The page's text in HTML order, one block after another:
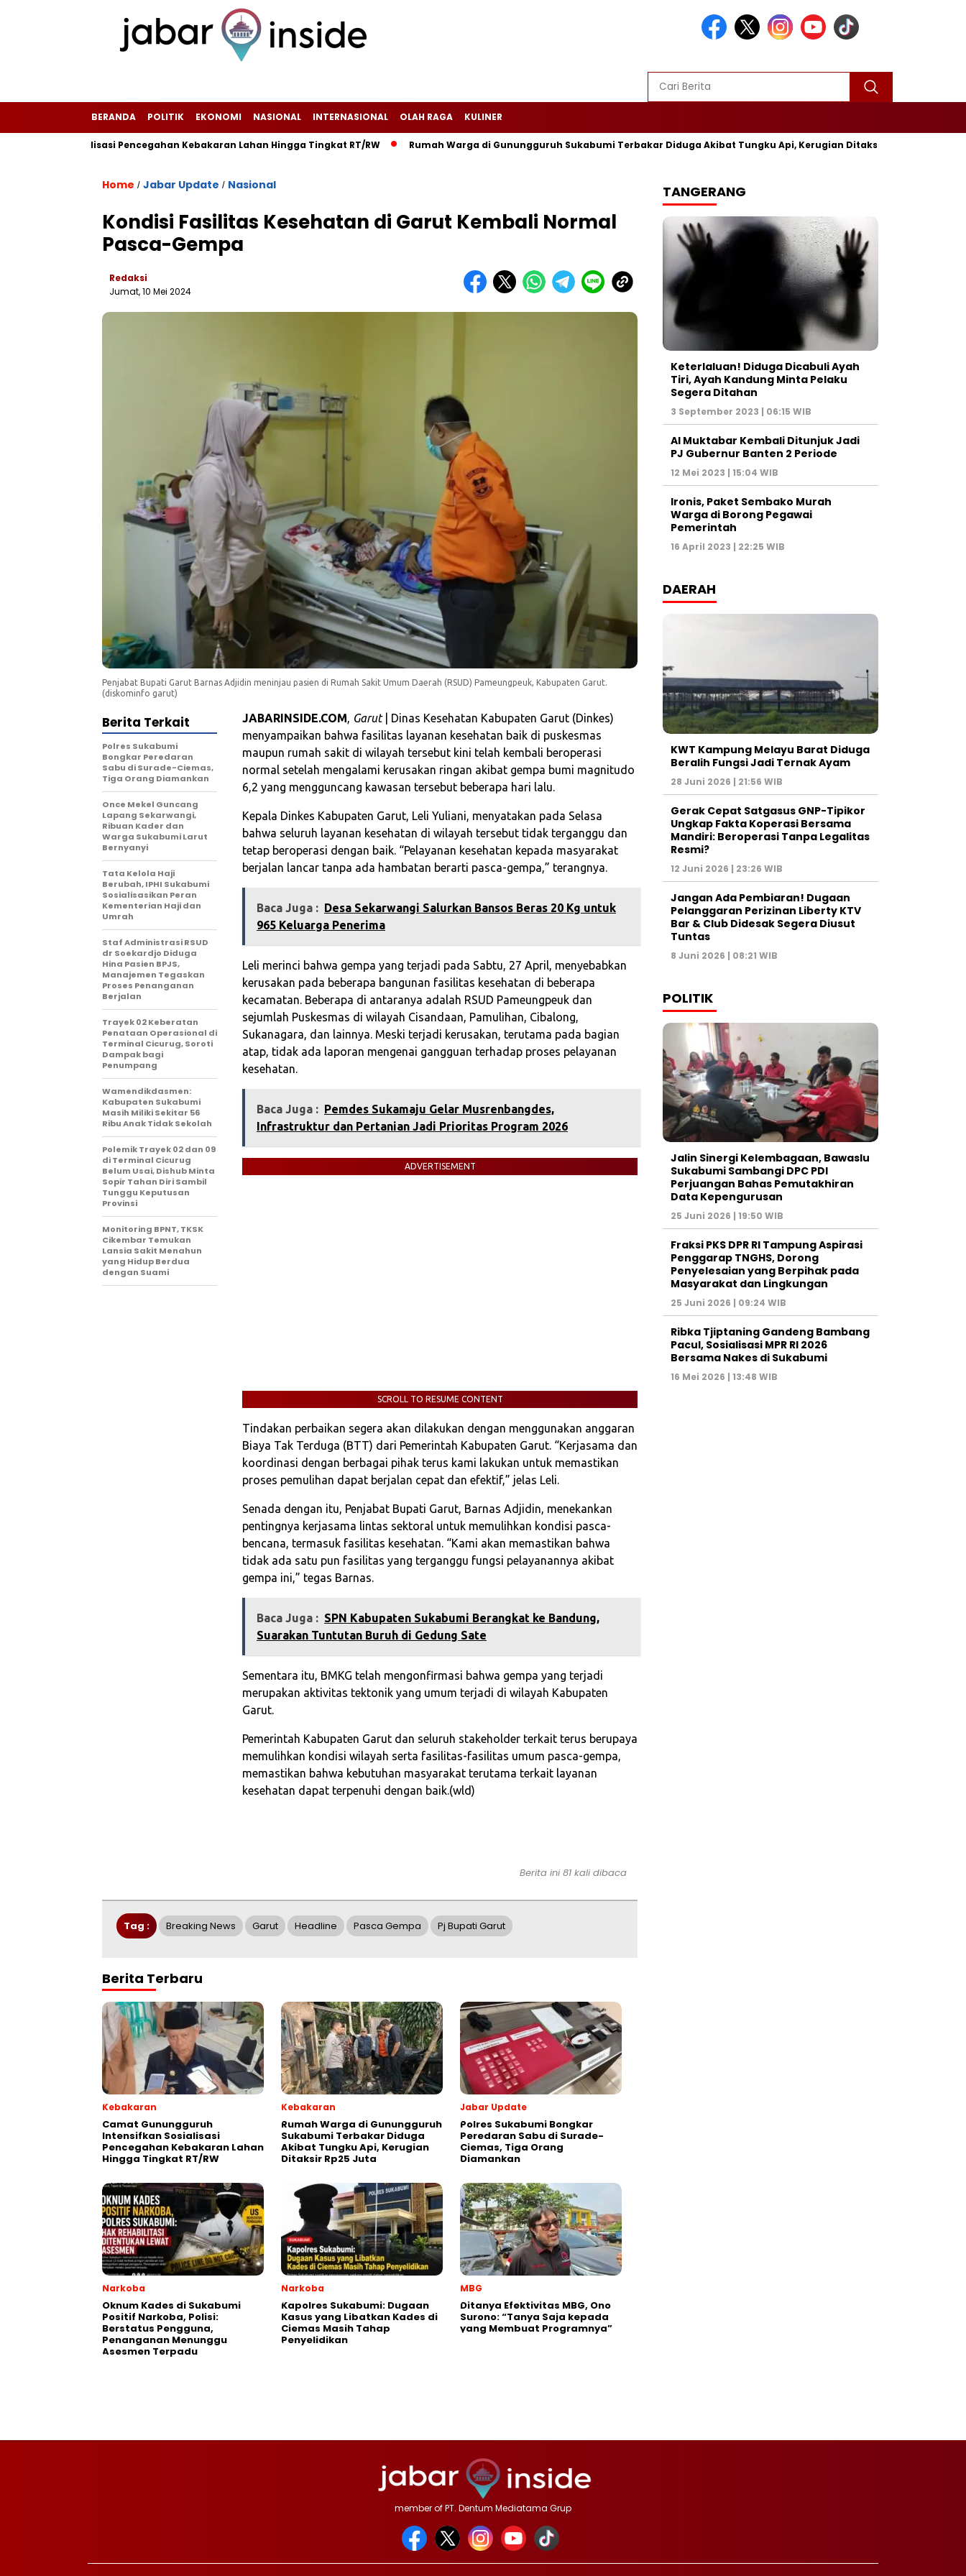
BERANDA POLITIK EKONOMI NASIONAL INTERNASIONAL OLAH RAGA KULINER
Sosialisasi Pencegahan Kebakaran Lahan Hingga Tingkat RT/RW‎ ‎Rumah Warga di Gunungguruh Sukabumi Terbakar Diduga Akibat Tungku Api, Kerugian Ditaksir Rp25 Juta
Home / Jabar Update / Nasional
Kondisi Fasilitas Kesehatan di Garut Kembali Normal
Pasca-Gempa
Redaksi
Jumat, 10 Mei 2024
Penjabat Bupati Garut Barnas Adjidin meninjau pasien di Rumah Sakit Umum Daerah (RSUD) Pameungpeuk, Kabupaten Garut.
(diskominfo garut)
JABARINSIDE.COM, Garut| Dinas Kesehatan Kabupaten Garut (Dinkes)
menyampaikan bahwa fasilitas layanan kesehatan baik di puskesmas
maupun rumah sakit di wilayah tersebut kini telah kembali beroperasi
normal setelah mengalami kerusakan ringan akibat gempa bumi magnitudo
6,2 yang mengguncang kawasan tersebut beberapa hari lalu.
Kepala Dinkes Kabupaten Garut, Leli Yuliani, menyatakan pada Selasa
bahwa seluruh layanan kesehatan di wilayah tersebut tidak terganggu dan
tetap beroperasi dengan baik. “Pelayanan kesehatan kepada masyarakat
berjalan lancar tanpa ada hambatan berarti pasca-gempa,” terangnya.
Baca Juga : ‎Desa Sekarwangi Salurkan Bansos Beras 20 Kg untuk
965 Keluarga Penerima‎
Leli merinci bahwa gempa yang terjadi pada Sabtu, 27 April, menyebabkan
kerusakan pada beberapa bangunan fasilitas kesehatan di beberapa
kecamatan. Beberapa di antaranya adalah RSUD Pameungpeuk dan
sejumlah Puskesmas di wilayah Cisandaan, Pamulihan, Cibalong,
Sukanagara, dan lainnya. Meski terjadi kerusakan, terutama pada bagian
atap, tidak ada laporan mengenai gangguan terhadap proses pelayanan
kesehatan.
Baca Juga : ‎Pemdes Sukamaju Gelar Musrenbangdes,
Infrastruktur dan Pertanian Jadi Prioritas Program 2026
ADVERTISEMENT
SCROLL TO RESUME CONTENT
Tindakan perbaikan segera akan dilakukan dengan menggunakan anggaran
Biaya Tak Terduga (BTT) dari Pemerintah Kabupaten Garut. “Kerjasama dan
koordinasi dengan berbagai pihak terus kami lakukan untuk memastikan
proses pemulihan dapat berjalan cepat dan efektif,” jelas Leli.
Senada dengan itu, Penjabat Bupati Garut, Barnas Adjidin, menekankan
pentingnya kerjasama lintas sektoral untuk memulihkan kondisi pasca-
bencana, termasuk fasilitas kesehatan. “Kami akan memastikan bahwa
tidak ada satu pun fasilitas yang terganggu fungsi pelayanannya akibat
gempa ini,” tegas Barnas.
Baca Juga : ‎SPN Kabupaten Sukabumi Berangkat ke Bandung,
Suarakan Tuntutan Buruh di Gedung Sate
Sementara itu, BMKG telah mengonfirmasi bahwa gempa yang terjadi
merupakan aktivitas tektonik yang umum terjadi di wilayah Kabupaten
Garut.
Pemerintah Kabupaten Garut dan seluruh stakeholder terkait terus berupaya
memulihkan kondisi wilayah serta fasilitas-fasilitas umum pasca-gempa,
memastikan bahwa kebutuhan masyarakat terutama terkait layanan
kesehatan dapat terpenuhi dengan baik.(wld)
Berita Terkait
Polres Sukabumi
Bongkar Peredaran
Sabu di Surade-Ciemas,
Tiga Orang Diamankan
Once Mekel Guncang
Lapang Sekarwangi,
Ribuan Kader dan
Warga Sukabumi Larut
Bernyanyi
Tata Kelola Haji
Berubah, IPHI Sukabumi
Sosialisasikan Peran
Kementerian Haji dan
Umrah
Staf Administrasi RSUD
dr Soekardjo Diduga
Hina Pasien BPJS,
Manajemen Tegaskan
Proses Penanganan
Berjalan
‎Trayek 02 Keberatan
Penataan Operasional di
Terminal Cicurug, Soroti
Dampak bagi
Penumpang
Wamendikdasmen:
Kabupaten Sukabumi
Masih Miliki Sekitar 56
Ribu Anak Tidak Sekolah
Polemik Trayek 02 dan 09
di Terminal Cicurug
Belum Usai, Dishub Minta
Sopir Tahan Diri Sambil
Tunggu Keputusan
Provinsi
‎Monitoring BPNT, TKSK
Cikembar Temukan
Lansia Sakit Menahun
yang Hidup Berdua
dengan Suami
Berita ini 81 kali dibaca
Tag : Breaking News Garut Headline Pasca Gempa Pj Bupati Garut
Berita Terbaru
Kebakaran
‎‎Camat Gunungguruh
Intensifkan Sosialisasi
Pencegahan Kebakaran Lahan
Hingga Tingkat RT/RW‎
Kebakaran
‎Rumah Warga di Gunungguruh
Sukabumi Terbakar Diduga
Akibat Tungku Api, Kerugian
Ditaksir Rp25 Juta
Jabar Update
Polres Sukabumi Bongkar
Peredaran Sabu di Surade-
Ciemas, Tiga Orang
Diamankan
Narkoba
Oknum Kades di Sukabumi
Positif Narkoba, Polisi:
Berstatus Pengguna,
Penanganan Menunggu
Asesmen Terpadu
Narkoba
Kapolres Sukabumi: Dugaan
Kasus yang Libatkan Kades di
Ciemas Masih Tahap
Penyelidikan
MBG
‎Ditanya Efektivitas MBG, Ono
Surono: “Tanya Saja kepada
yang Membuat Programnya”‎
TANGERANG
Keterlaluan! Diduga Dicabuli Ayah
Tiri, Ayah Kandung Minta Pelaku
Segera Ditahan
3 September 2023 | 06:15 WIB
Al Muktabar Kembali Ditunjuk Jadi
PJ Gubernur Banten 2 Periode
12 Mei 2023 | 15:04 WIB
Ironis, Paket Sembako Murah
Warga di Borong Pegawai
Pemerintah
16 April 2023 | 22:25 WIB
DAERAH
KWT Kampung Melayu Barat Diduga
Beralih Fungsi Jadi Ternak Ayam
28 Juni 2026 | 21:56 WIB
Gerak Cepat Satgasus GNP-Tipikor
Ungkap Fakta Koperasi Bersama
Mandiri: Beroperasi Tanpa Legalitas
Resmi?
12 Juni 2026 | 23:26 WIB
Jangan Ada Pembiaran! Dugaan
Pelanggaran Perizinan Liberty KTV
Bar & Club Didesak Segera Diusut
Tuntas
8 Juni 2026 | 08:21 WIB
POLITIK
Jalin Sinergi Kelembagaan, Bawaslu
Sukabumi Sambangi DPC PDI
Perjuangan Bahas Pemutakhiran
Data Kepengurusan
25 Juni 2026 | 19:50 WIB
‎Fraksi PKS DPR RI Tampung Aspirasi
Penggarap TNGHS, Dorong
Penyelesaian yang Berpihak pada
Masyarakat dan Lingkungan‎
25 Juni 2026 | 09:24 WIB
Ribka Tjiptaning Gandeng Bambang
Pacul, Sosialisasi MPR RI 2026
Bersama Nakes di Sukabumi
16 Mei 2026 | 13:48 WIB
member of PT. Dentum Mediatama Grup